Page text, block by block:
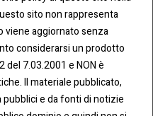
sito non rappresenta
viene aggiornato senza
considerarsi un prodotto
del 7.03.2001 e NON è
Il materiale pubblicato,
e da fonti di notizie
COO
KIE &
PRIV
ACY
Cookie
Policy